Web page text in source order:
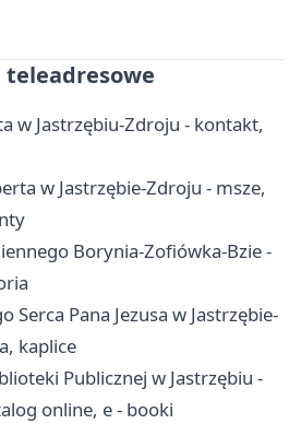
teleadresowe
w Jastrzębiu-Zdroju - kontakt,
w Jastrzębie-Zdroju - msze,
Borynia-Zofiówka-Bzie -
Serca Pana Jezusa w Jastrzębie-
kaplice
Publicznej w Jastrzębiu -
online, e - booki